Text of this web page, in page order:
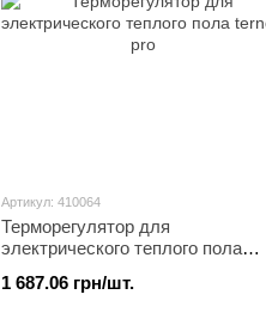
Артикул: 410064
Терморегулятор для
электрического теплого пола
1 687.06 грн/шт.